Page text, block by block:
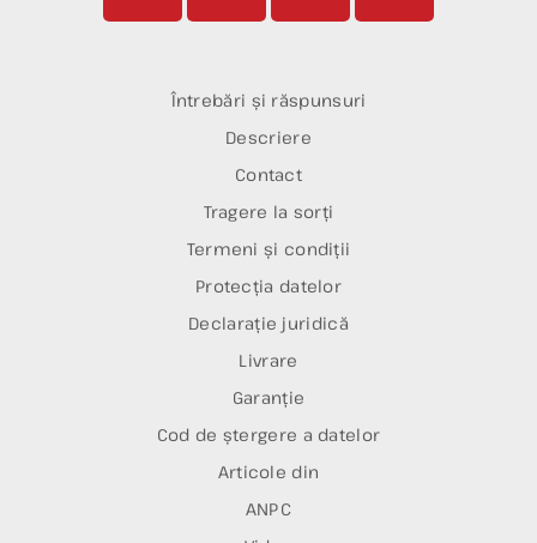
Întrebări și răspunsuri
Descriere
Contact
Tragere la sorți
Termeni și condiții
Protecția datelor
Declarație juridică
Livrare
Garanție
Cod de ștergere a datelor
Articole din
ANPC